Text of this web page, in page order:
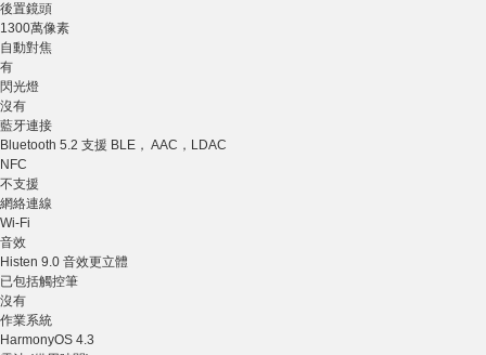
後置鏡頭
1300萬像素
自動對焦
有
閃光燈
沒有
藍牙連接
Bluetooth 5.2 支援 BLE， AAC，LDAC
NFC
不支援
網絡連線
Wi-Fi
音效
Histen 9.0 音效更立體
已包括觸控筆
沒有
作業系統
HarmonyOS 4.3